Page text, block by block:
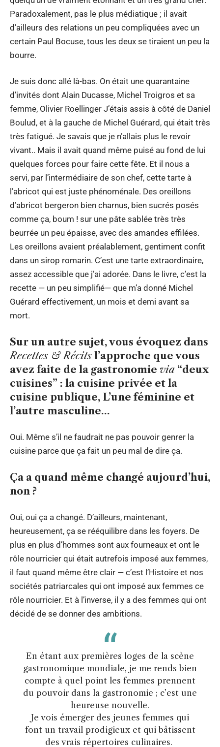
Paradoxalement, pas le plus médiatique ; il avait
d’ailleurs des relations un peu compliquées avec un
certain Paul Bocuse, tous les deux se tiraient un peu la
bourre.
Je suis donc allé là-bas. On était une quarantaine
d’invités dont Alain Ducasse, Michel Troigros et sa
femme, Olivier Roellinger J’étais assis à côté de Daniel
Boulud, et à la gauche de Michel Guérard, qui était très
très fatigué. Je savais que je n’allais plus le revoir
vivant.. Mais il avait quand même puisé au fond de lui
quelques forces pour faire cette fête. Et il nous a
servi, par l’intermédiaire de son chef, cette tarte à
l’abricot qui est juste phénoménale. Des oreillons
d’abricot bergeron bien charnus, bien sucrés posés
comme ça, boum ! sur une pâte sablée très très
beurrée un peu épaisse, avec des amandes effilées.
Les oreillons avaient préalablement, gentiment confit
dans un sirop romarin. C’est une tarte extraordinaire,
assez accessible que j’ai adorée. Dans le livre, c’est la
recette — un peu simplifié— que m’a donné Michel
Guérard effectivement, un mois et demi avant sa
mort.
Sur un autre sujet, vous évoquez dans
Recettes & Récits l’approche que vous
avez faite de la gastronomie via “deux
cuisines” : la cuisine privée et la
cuisine publique, L’une féminine et
l’autre masculine…
Oui. Même s’il ne faudrait ne pas pouvoir genrer la
cuisine parce que ça fait un peu mal de dire ça.
Ça a quand même changé aujourd’hui,
non ?
Oui, oui ça a changé. D’ailleurs, maintenant,
heureusement, ça se rééquilibre dans les foyers. De
plus en plus d’hommes sont aux fourneaux et ont le
rôle nourricier qui était autrefois imposé aux femmes,
il faut quand même être clair — c’est l’Histoire et nos
sociétés patriarcales qui ont imposé aux femmes ce
rôle nourricier. Et à l’inverse, il y a des femmes qui ont
décidé de se donner des ambitions.
En étant aux premières loges de la scène
gastronomique mondiale, je me rends bien
compte à quel point les femmes prennent
du pouvoir dans la gastronomie ; c’est une
heureuse nouvelle.
Je vois émerger des jeunes femmes qui
font un travail prodigieux et qui bâtissent
des vrais répertoires culinaires.